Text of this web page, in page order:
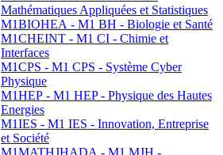
Mathématiques Appliquées et Statistiques
M1BIOHEA - M1 BH - Biologie et Santé
M1CHEINT - M1 CI - Chimie et
Interfaces
M1CPS - M1 CPS - Système Cyber
Physique
M1HEP - M1 HEP - Physique des Hautes
Energies
M1IES - M1 IES - Innovation, Entreprise
et Société
M1MATHJHADA - M1 MJH -